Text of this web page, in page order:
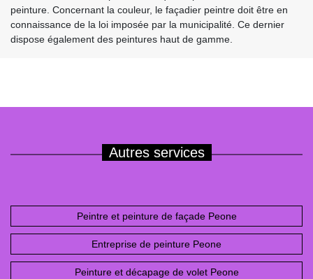
peinture. Concernant la couleur, le façadier peintre doit être en
connaissance de la loi imposée par la municipalité. Ce dernier
dispose également des peintures haut de gamme.
Autres services
Peintre et peinture de façade Peone
Entreprise de peinture Peone
Peinture et décapage de volet Peone